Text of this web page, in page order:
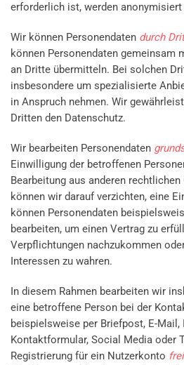
erforderlich ist, werden
Wir können Personendaten durch
können Personendaten gemeinsam
an Dritte übermitteln. Bei solchen
insbesondere um spezialisierte
in Anspruch nehmen. Wir
Dritten den Datenschutz.
Wir bearbeiten Personendaten
Einwilligung der betroffenen
Bearbeitung aus anderen
können wir darauf verzichten, eine
können Personendaten
bearbeiten, um einen Vertrag zu
Verpflichtungen nachzukommen
Interessen zu wahren.
In diesem Rahmen bearbeiten wir
eine betroffene Person bei der
beispielsweise per Briefpost, E-
Kontaktformular, Social Media oder
Registrierung für ein Nutzerkonto